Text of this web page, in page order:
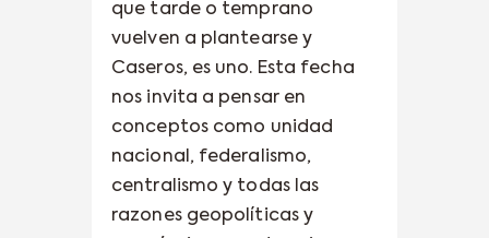
que tarde o temprano
vuelven a plantearse y
Caseros, es uno. Esta fecha
nos invita a pensar en
conceptos como unidad
nacional, federalismo,
centralismo y todas las
razones geopolíticas y